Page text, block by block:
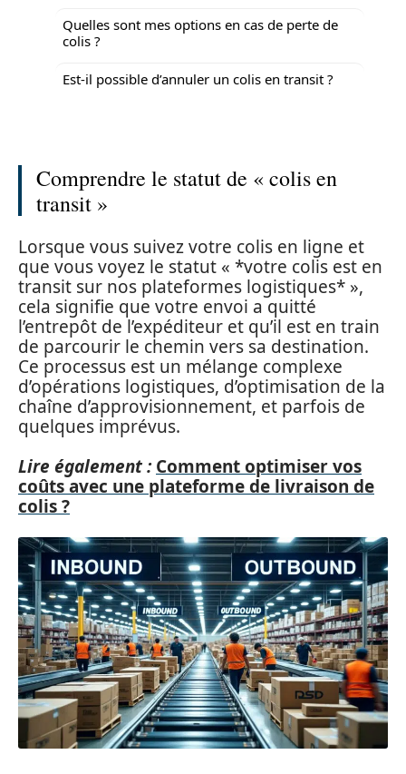
Quelles sont mes options en cas de perte de
colis ?
Est-il possible d’annuler un colis en transit ?
Comprendre le statut de « colis en
transit »
Lorsque vous suivez votre colis en ligne et
que vous voyez le statut « *votre colis est en
transit sur nos plateformes logistiques* »,
cela signifie que votre envoi a quitté
l’entrepôt de l’expéditeur et qu’il est en train
de parcourir le chemin vers sa destination.
Ce processus est un mélange complexe
d’opérations logistiques, d’optimisation de la
chaîne d’approvisionnement, et parfois de
quelques imprévus.
Lire également : Comment optimiser vos
coûts avec une plateforme de livraison de
colis ?